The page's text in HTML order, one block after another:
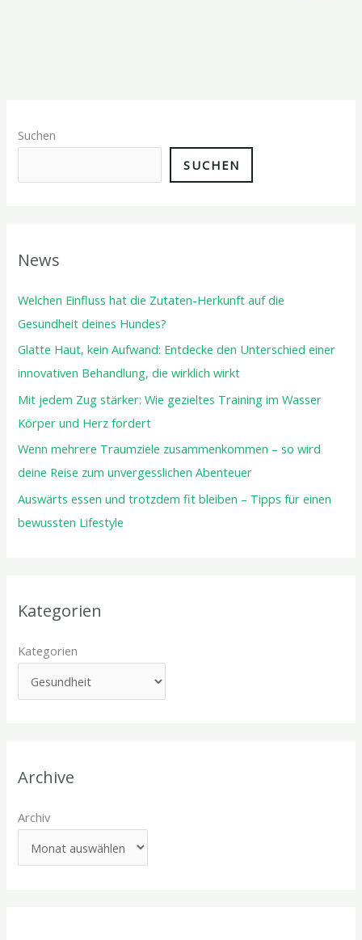
Suchen
SUCHEN
News
Welchen Einfluss hat die Zutaten-Herkunft auf die
Gesundheit deines Hundes?
Glatte Haut, kein Aufwand: Entdecke den Unterschied einer
innovativen Behandlung, die wirklich wirkt
Mit jedem Zug stärker: Wie gezieltes Training im Wasser
Körper und Herz fordert
Wenn mehrere Traumziele zusammenkommen – so wird
deine Reise zum unvergesslichen Abenteuer
Auswärts essen und trotzdem fit bleiben – Tipps für einen
bewussten Lifestyle
Kategorien
Kategorien
Archive
Archiv